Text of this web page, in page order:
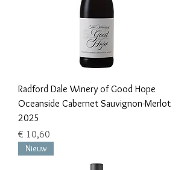
Radford Dale Winery of Good Hope
Oceanside Cabernet Sauvignon-Merlot
2025
Prijs
€ 10,60
Nieuw